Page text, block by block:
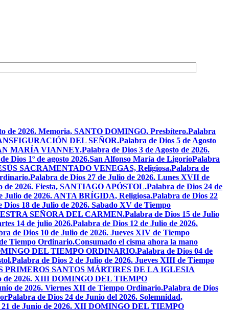
de 2026. Memoria, SANTO DOMINGO, Presbítero.Palabra
DEL SEÑOR.Palabra de Dios 5 de Agosto
MARÍA VIANNEY.Palabra de Dios 3 de Agosto de 2026.
Dios 1º de agosto 2026.San Alfonso María de LigorioPalabra
SACRAMENTADO VENEGAS, Religiosa.Palabra de
Palabra de Dios 27 de Julio de 2026. Lunes XVII de
de 2026. Fiesta, SANTIAGO APÓSTOL.Palabra de Dios 24 de
Julio de 2026. ANTA BRÍGIDA, Religiosa.Palabra de Dios 22
Dios 18 de Julio de 2026. Sabado XV de Tiempo
SEÑORA DEL CARMEN.Palabra de Dios 15 de Julio
14 de julio 2026.Palabra de Dios 12 de Julio de 2026.
de Dios 10 de Julio de 2026. Jueves XIV de Tiempo
Tiempo Ordinario.Consumado el cisma ahora la mano
DEL TIEMPO ORDINARIO.Palabra de Dios 04 de
Palabra de Dios 2 de Julio de 2026. Jueves XIII de Tiempo
PRIMEROS SANTOS MÁRTIRES DE LA IGLESIA
de 2026. XIII DOMINGO DEL TIEMPO
de 2026. Viernes XII de Tiempo Ordinario.Palabra de Dios
Palabra de Dios 24 de Junio del 2026. Solemnidad,
21 de Junio de 2026. XII DOMINGO DEL TIEMPO